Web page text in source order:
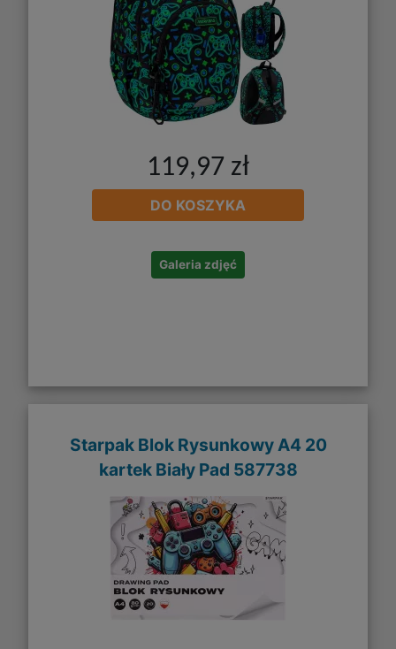
119,97 zł
DO KOSZYKA
Galeria zdjęć
Starpak Blok Rysunkowy A4 20
kartek Biały Pad 587738